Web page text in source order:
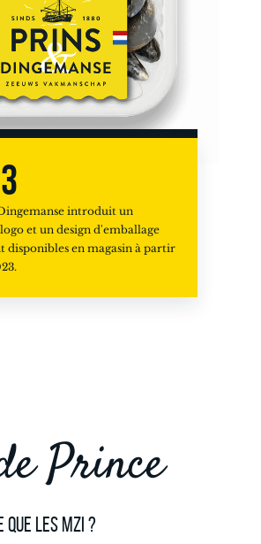
introduit un
et un design d'emballage
disponibles en magasin à partir
Prince
que les MZI ?